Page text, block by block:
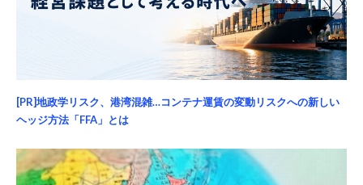
[PR]地政学リスク、港湾混雑…コンテナ運賃の変動リスクへの新しい
ヘッジ方法「FFA」とは